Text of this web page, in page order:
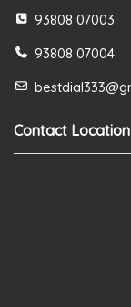
93808 07003
93808 07004
Contact Location